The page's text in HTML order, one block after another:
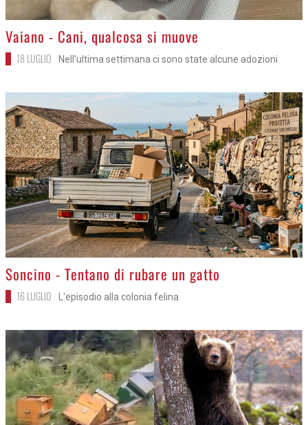
>
Vaiano - Cani, qualcosa si muove
18 LUGLIO Nell'ultima settimana ci sono state alcune adozioni
>
Soncino - Tentano di rubare un gatto
16 LUGLIO L'episodio alla colonia felina